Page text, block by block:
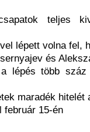
teljes
lépett volna fel,
és
lépés több
maradék hitelét
február 15-én